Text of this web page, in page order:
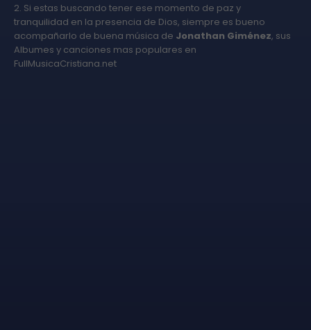
2. Si estas buscando tener ese momento de paz y
tranquilidad en la presencia de Dios, siempre es bueno
acompañarlo de buena música de Jonathan Giménez, sus
Albumes y canciones mas populares en
FullMusicaCristiana.net